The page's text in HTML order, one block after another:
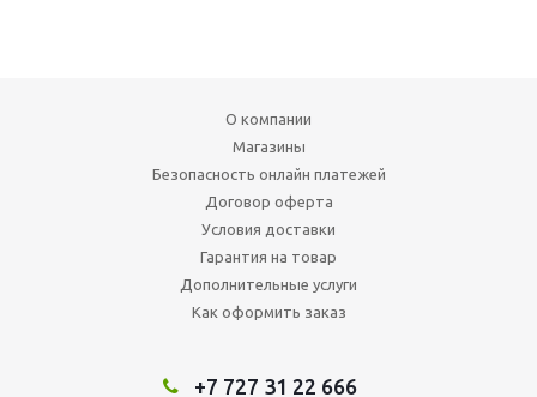
О компании
Магазины
Безопасность онлайн платежей
Договор оферта
Условия доставки
Гарантия на товар
Дополнительные услуги
Как оформить заказ
+7 727 31 22 666